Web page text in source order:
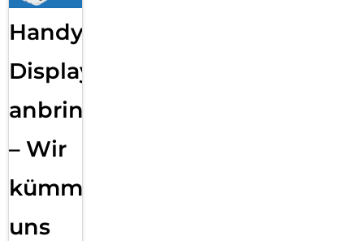
Handy
Displayfolie
anbringen
– Wir
kümmern
uns